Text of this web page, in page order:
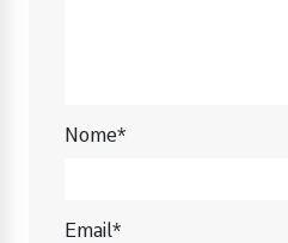
Nome*
Email*